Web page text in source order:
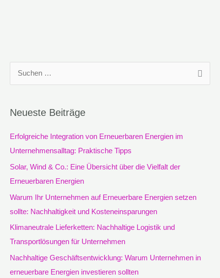
h
e
n
Neueste Beiträge
Erfolgreiche Integration von Erneuerbaren Energien im
Unternehmensalltag: Praktische Tipps
Solar, Wind & Co.: Eine Übersicht über die Vielfalt der
Erneuerbaren Energien
Warum Ihr Unternehmen auf Erneuerbare Energien setzen
sollte: Nachhaltigkeit und Kosteneinsparungen
Klimaneutrale Lieferketten: Nachhaltige Logistik und
Transportlösungen für Unternehmen
Nachhaltige Geschäftsentwicklung: Warum Unternehmen in
erneuerbare Energien investieren sollten